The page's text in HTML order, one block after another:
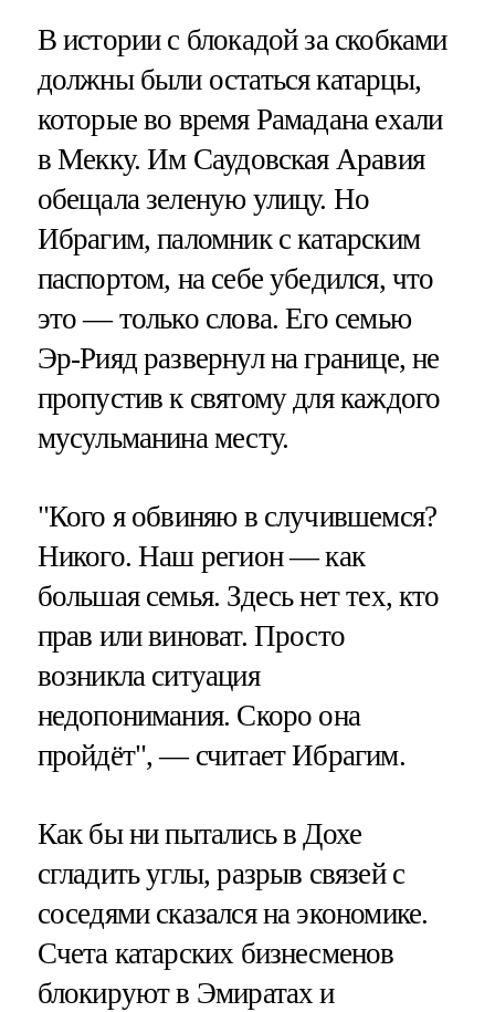
В истории с блокадой за скобками
должны были остаться катарцы,
которые во время Рамадана ехали
в Мекку. Им Саудовская Аравия
обещала зеленую улицу. Но
Ибрагим, паломник с катарским
паспортом, на себе убедился, что
это — только слова. Его семью
Эр-Рияд развернул на границе, не
пропустив к святому для каждого
мусульманина месту.
"Кого я обвиняю в случившемся?
Никого. Наш регион — как
большая семья. Здесь нет тех, кто
прав или виноват. Просто
возникла ситуация
недопонимания. Скоро она
пройдёт", — считает Ибрагим.
Как бы ни пытались в Дохе
сгладить углы, разрыв связей с
соседями сказался на экономике.
Счета катарских бизнесменов
блокируют в Эмиратах и